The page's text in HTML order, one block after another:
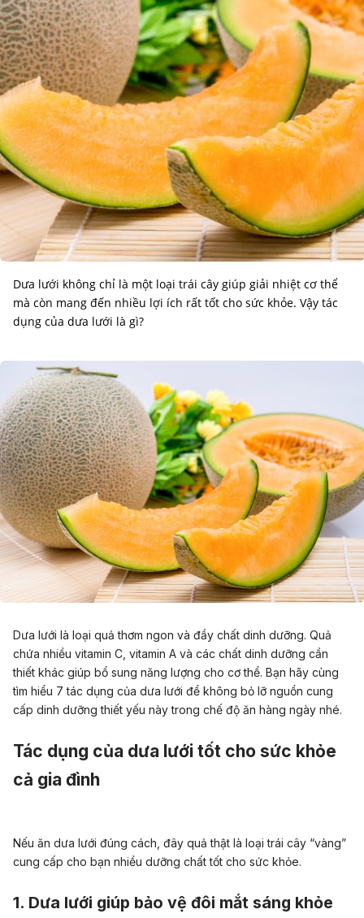
Dưa lưới không chỉ là một loại trái cây giúp giải nhiệt cơ thể
mà còn mang đến nhiều lợi ích rất tốt cho sức khỏe. Vậy tác
dụng của dưa lưới là gì?
Dưa lưới là loại quả thơm ngon và đầy chất dinh dưỡng. Quả
chứa nhiều vitamin C, vitamin A và các chất dinh dưỡng cần
thiết khác giúp bổ sung năng lượng cho cơ thể. Bạn hãy cùng
tìm hiểu 7 tác dụng của dưa lưới để không bỏ lỡ nguồn cung
cấp dinh dưỡng thiết yếu này trong chế độ ăn hàng ngày nhé.
Tác dụng của dưa lưới tốt cho sức khỏe
cả gia đình
Nếu ăn dưa lưới đúng cách, đây quả thật là loại trái cây “vàng”
cung cấp cho bạn nhiều dưỡng chất tốt cho sức khỏe.
1. Dưa lưới giúp bảo vệ đôi mắt sáng khỏe